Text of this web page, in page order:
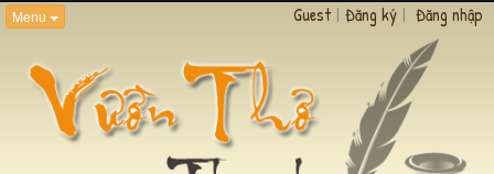
Menu Guest | Đăng ký | Đăng nhập